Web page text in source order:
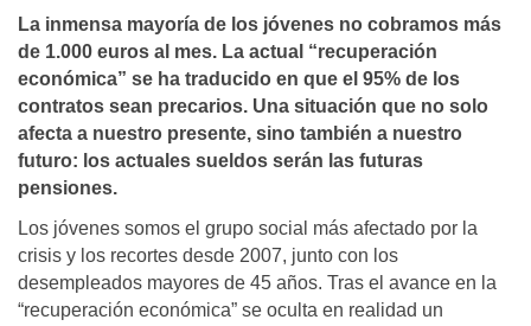
La inmensa mayoría de los jóvenes no cobramos más
de 1.000 euros al mes. La actual “recuperación
económica” se ha traducido en que el 95% de los
contratos sean precarios. Una situación que no solo
afecta a nuestro presente, sino también a nuestro
futuro: los actuales sueldos serán las futuras
pensiones.
Los jóvenes somos el grupo social más afectado por la
crisis y los recortes desde 2007, junto con los
desempleados mayores de 45 años. Tras el avance en la
“recuperación económica” se oculta en realidad un